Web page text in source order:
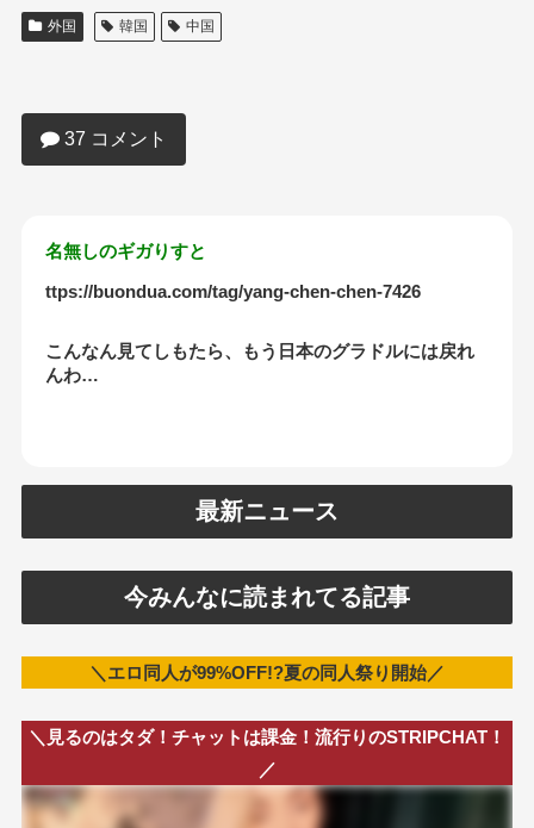
外国 韓国 中国
のサイトが最高すぎるｗｗｗｗｗｗｗｗ
37 コメント
名無しのギガりすと
ttps://buondua.com/tag/yang-chen-chen-7426
こんなん見てしもたら、もう日本のグラドルには戻れ
んわ…
最新ニュース
今みんなに読まれてる記事
＼エロ同人が99%OFF!?夏の同人祭り開始／
＼見るのはタダ！チャットは課金！流行りのSTRIPCHAT！
／